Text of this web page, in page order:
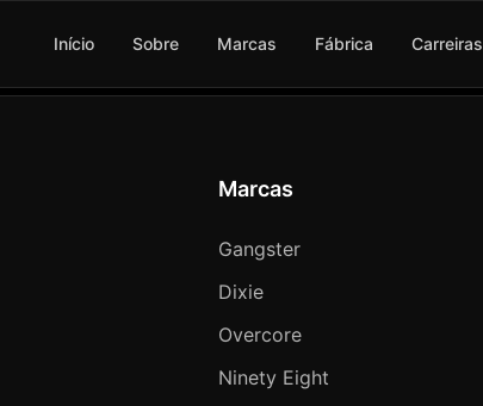
Início Sobre Marcas Fábrica Carreiras
Marcas
Gangster
Dixie
Overcore
Ninety Eight